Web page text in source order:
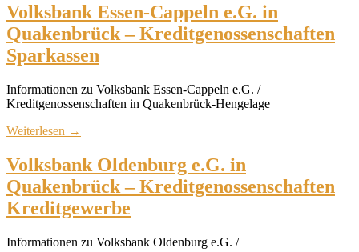
Volksbank Essen-Cappeln e.G. in
Quakenbrück – Kreditgenossenschaften
Sparkassen
Informationen zu Volksbank Essen-Cappeln e.G. /
Kreditgenossenschaften in Quakenbrück-Hengelage
Weiterlesen →
Volksbank Oldenburg e.G. in
Quakenbrück – Kreditgenossenschaften
Kreditgewerbe
Informationen zu Volksbank Oldenburg e.G. /